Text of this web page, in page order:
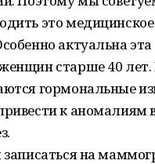
это медицинское
актуальна эта
старше 40 лет.
гормональные
к аномалиям
записаться на